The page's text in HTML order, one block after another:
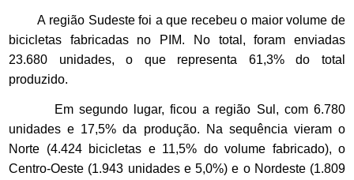
A região Sudeste foi a que recebeu o maior volume de
bicicletas fabricadas no PIM. No total, foram enviadas
23.680 unidades, o que representa 61,3% do total
produzido.
Em segundo lugar, ficou a região Sul, com 6.780
unidades e 17,5% da produção. Na sequência vieram o
Norte (4.424 bicicletas e 11,5% do volume fabricado), o
Centro-Oeste (1.943 unidades e 5,0%) e o Nordeste (1.809